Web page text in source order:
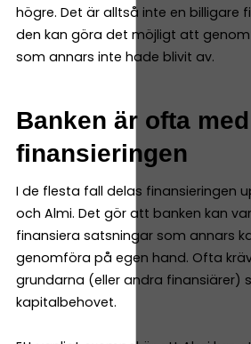
högre. Det är alltså inte en billigare
den kan göra det möjligt att
som annars inte hade blivit av.
Banken är ofta
finansieringen
I de flesta fall delas finansieringen
och Almi. Det gör att banken kan
finansiera satsningar som annars
genomföra på egen hand. Ofta
grundarna (eller andra finansiärer)
kapitalbehovet.